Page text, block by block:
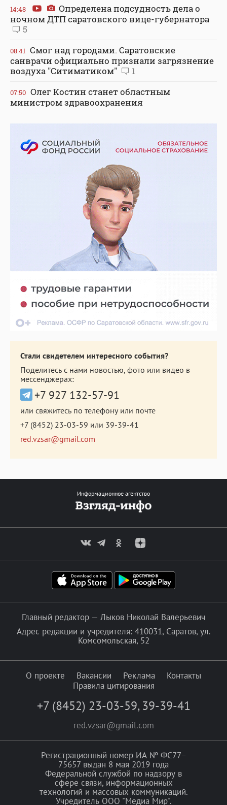
14:48
Определена подсудность дела о
ночном ДТП саратовского вице-губернатора
5
08:41 Смог над городами. Саратовские
санврачи официально признали загрязнение
воздуха "Ситиматиком"
1
07:50 Олег Костин станет областным
министром здравоохранения
Стали свидетелем интересного события?
Поделитесь с нами новостью, фото или видео в
мессенджерах:
+7 927 132-57-91
или свяжитесь по телефону или почте
+7 (8452) 23-03-59 или 39-39-41
red.vzsar@gmail.com
Информационное агентство
Главный редактор — Лыков Николай Валерьевич
Адрес редакции и учредителя: 410031, Саратов, ул.
Комсомольская, 52
О проекте Вакансии Реклама
Контакты
Правила цитирования
+7 (8452) 23-03-59, 39-39-41
red.vzsar@gmail.com
Регистрационный номер ИА № ФС77–
75657 выдан 8 мая 2019 года
Федеральной службой по надзору в
сфере связи, информационных
технологий и массовых коммуникаций.
Учредитель ООО "Медиа Мир".